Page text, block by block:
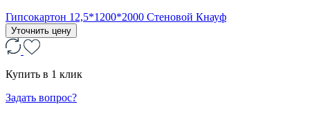
Гипсокартон 12,5*1200*2000 Стеновой Кнауф
Уточнить цену
Купить в 1 клик
Задать вопрос?